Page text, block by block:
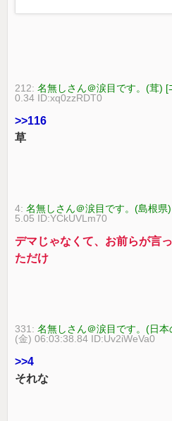
212:名無しさん＠涙目です。(茸) [
0.34 ID:xq0zzRDT0
>>116
草
4:名無しさん＠涙目です。(島根県
5.05 ID:YCkUVLm70
デマじゃなくて、お前らが言
ただけ
331:名無しさん＠涙目です。(日本
(金) 06:03:38.84 ID:Uv2iWeVa0
>>4
それな